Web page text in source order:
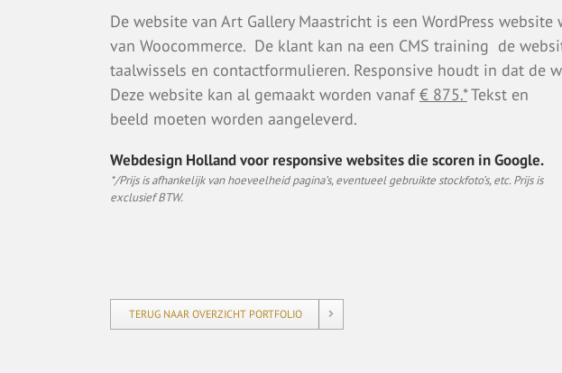
De website van Art Gallery Maastricht is een WordPress
van Woocommerce. De klant kan na een CMS training de
taalwissels en contactformulieren. Responsive houdt in dat de
Deze website kan al gemaakt worden vanaf € 875.*Tekst en
beeld moeten worden aangeleverd.
Webdesign Holland voor responsive websites die scoren in Google.
*/Prijs is afhankelijk van hoeveelheid pagina’s, eventueel gebruikte stockfoto’s, etc. Prijs is
exclusief BTW.
TERUG NAAR OVERZICHT PORTFOLIO